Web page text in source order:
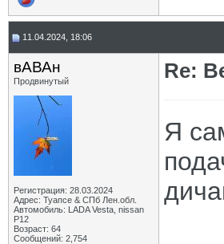
11.04.2024, 18:06
вАВАн
Продвинутый
Регистрация: 28.03.2024
Адрес: Туапсе & СПб Лен.обл.
Автомобиль: LADA Vesta, nissan
P12
Возраст: 64
Сообщений: 2,754
Re:
Я